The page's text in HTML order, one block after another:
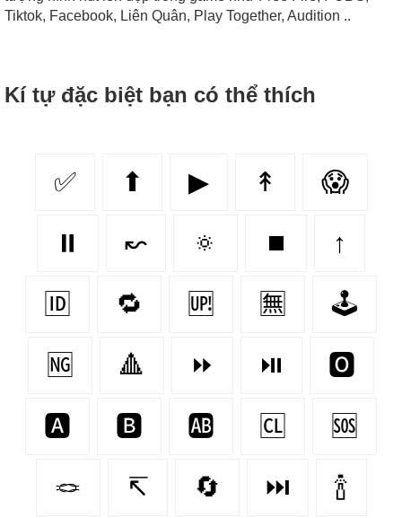
Tiktok, Facebook, Liên Quân, Play Together, Audition ..
Kí tự đặc biệt bạn có thể thích
✅ ⬆ ▶ ↟ 😱
⏸ ↜ 🔅 ⏹ ↑
🆔 🔁 🆙 🈚 🕹️
🆖 🔺 ⏩ ⏯ 🅾
🅰 🅱 🆎 🆑 🆘
🪢 ↸ 🔄 ⏭ 🍾